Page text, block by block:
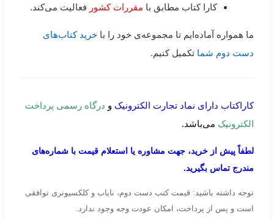
کارا کتاب مطابق با مقررات کشور فعالیت می‌کند.
ما همواره آماده‌ایم تا مجموعه‌ی خود را با خرید کتاب‌های
دست دوم شما تکمیل کنیم.
کاراکتاب دارای نماد تجارت الکترونیک و درگاه رسمی پرداخت
الکترونیک می‌باشد.
لطفاً پیش از خرید، جهت مشاوره یا استعلام قیمت با شماره‌های
مندرج تماس بگیرید.
توجه داشته باشید: قیمت کتب دست دوم، نایاب و کلکسیونری توافقی
است و پس از پرداخت، امکان عودت وجه وجود ندارد.